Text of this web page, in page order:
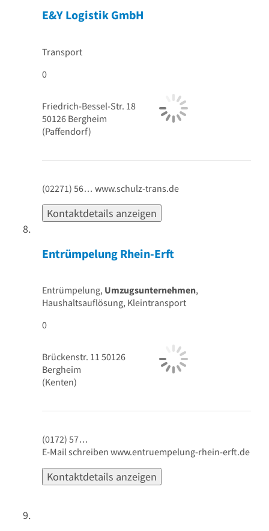
E&Y Logistik GmbH
Transport
0
Friedrich-Bessel-Str. 18
50126 Bergheim
(Paffendorf)
(02271) 56… www.schulz-trans.de
Kontaktdetails anzeigen
Entrümpelung Rhein-Erft
Entrümpelung, Umzugsunternehmen,
Haushaltsauflösung, Kleintransport
0
Brückenstr. 11 50126
Bergheim
(Kenten)
(0172) 57…
E-Mail schreiben www.entruempelung-rhein-erft.de
Kontaktdetails anzeigen